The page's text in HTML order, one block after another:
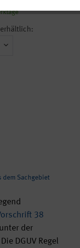
dem Sachgebiet
38
der
DGUV Regel